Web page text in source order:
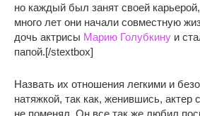
но каждый был занят своей
много лет они начали совместную
дочь актрисы Марию Голубкину и
папой.[/stextbox]
Назвать их отношения легкими и
натяжкой, так как, женившись, актер
не поменял. Он все так же любил